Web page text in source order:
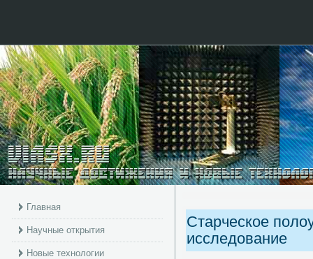
Главная
Научные открытия
Новые технологии
Старческое
исследование